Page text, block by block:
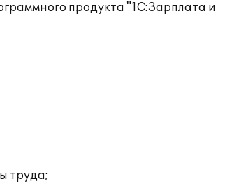
продукта "1С:Зарплата и
труда;